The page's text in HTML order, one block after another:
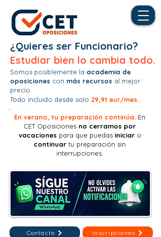
¿Quieres ser Funcionario?
Estudiar bien lo cambia todo.
Somos posiblemente la academia de
oposiciones con más recursos al mejor
precio.
Todo incluido desde solo 29,91 eur/mes.
En verano, tu preparación continúa. En
CET Oposiciones no cerramos por
vacaciones para que puedas iniciar o
continuar tu preparación sin
interrupciones.
Contacto
Inscripciones